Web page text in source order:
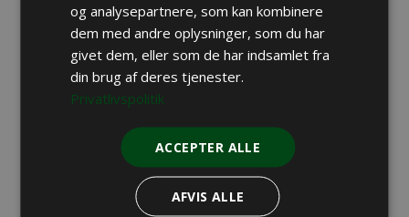
Kilde:
Miljøministeriet[/otw_shortcode_info_
Læs også:
biodiversitet
og analysepartnere, som kan kombinere
dem med andre oplysninger, som du har
givet dem, eller som de har indsamlet fra
din brug af deres tjenester.
Privatlivspolitik
ACCEPTER ALLE
AFVIS ALLE